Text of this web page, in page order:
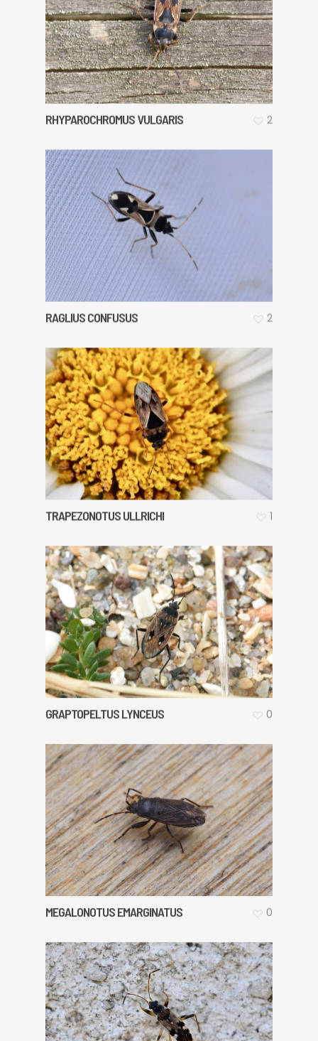
RHYPAROCHROMUS VULGARIS 2
RAGLIUS CONFUSUS 2
TRAPEZONOTUS ULLRICHI 1
GRAPTOPELTUS LYNCEUS 0
MEGALONOTUS EMARGINATUS 0